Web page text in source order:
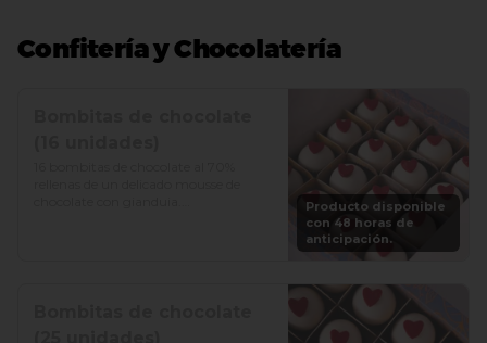
Confitería y Chocolatería
Producto disponible
con 48 horas de
anticipación.